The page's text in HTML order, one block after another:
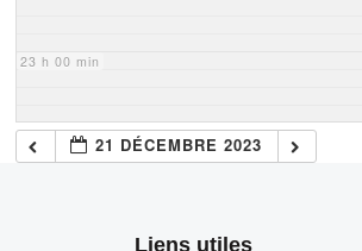
23 h 00 min
21 DÉCEMBRE 2023
Liens utiles